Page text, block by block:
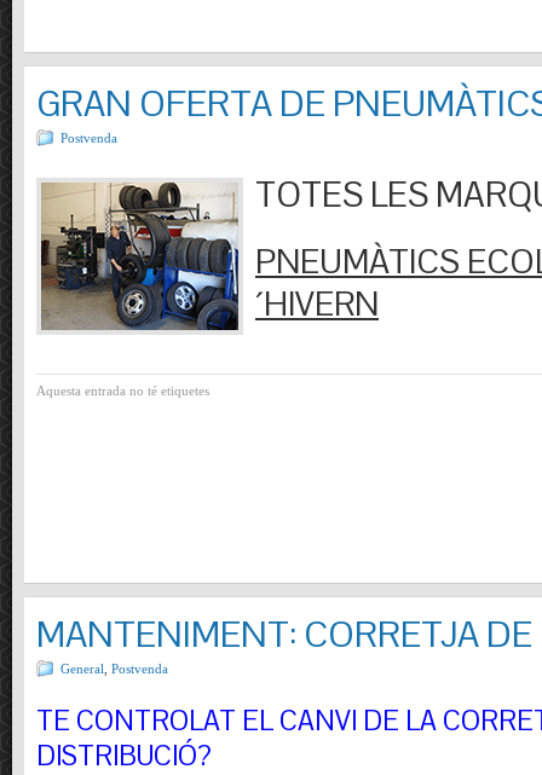
GRAN OFERTA DE
Postvenda
TOTES LES
PNEUMÀTICS
´HIVERN
Aquesta entrada no té etiquetes
MANTENIMENT: CORRETJA
General Postvenda
TE CONTROLAT EL CANVI DE LA
DISTRIBUCIÓ?